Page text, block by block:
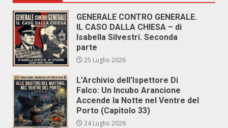
GENERALE CONTRO GENERALE.
IL CASO DALLA CHIESA – di
Isabella Silvestri. Seconda
parte
25 Luglio 2026
L’Archivio dell’Ispettore Di
Falco: Un Incubo Arancione
Accende la Notte nel Ventre del
Porto (Capitolo 33)
24 Luglio 2026